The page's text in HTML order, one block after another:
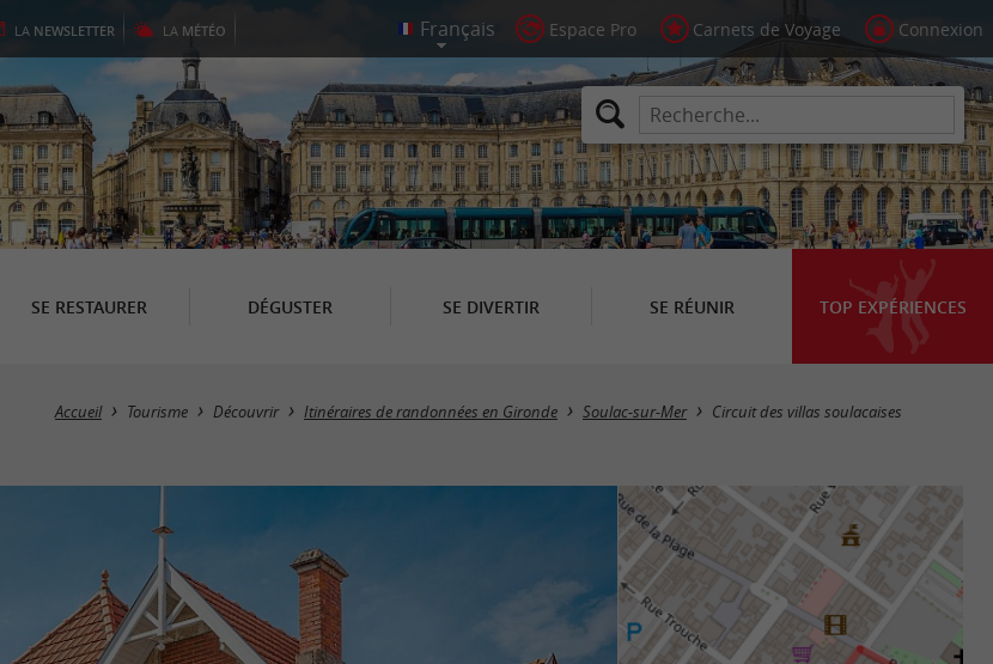
LA NEWSLETTER LA MÉTÉO Espace Pro Carnets de Voyage Connexion
SE RESTAURER DÉGUSTER SE DIVERTIR SE RÉUNIR TOP EXPÉRIENCES
Accueil Tourisme Découvrir Itinéraires de randonnées en Gironde Soulac-sur-Mer Circuit des villas soulacaises